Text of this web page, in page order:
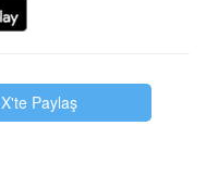
X'te Paylaş